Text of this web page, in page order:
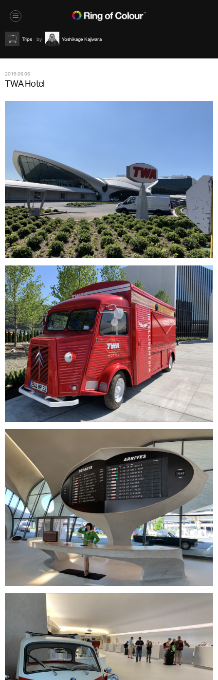
Trips Yoshikage Kajiwara
2019.06.06
TWA Hotel